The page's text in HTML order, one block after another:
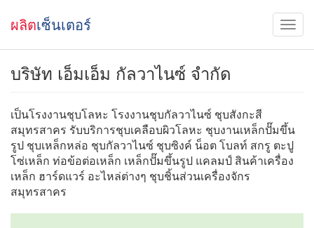
ผลิตเซ็นเตอร์
บริษัท เอ็มเอ็ม กัลวาไนซ์ จำกัด
เป็นโรงงานชุบโลหะ โรงงานชุบกัลวาไนซ์ ชุบสังกะสี
สมุทรสาคร รับบริการชุบเคลือบผิวโลหะ ชุบงานเหล็กปั๊มขึ้น
รูป ชุบเหล็กหล่อ ชุบกัลวาไนซ์ ชุบซิงค์ น็อต โบลท์ สกรู ตะปู
โซ่เหล็ก ท่อข้อต่อเหล็ก เหล็กปั๊มขึ้นรูป แคลมป์ สินค้าเครื่อง
เหล็ก ฮาร์ดแวร์ อะไหล่ต่างๆ ชุบชิ้นส่วนเครื่องจักร
สมุทรสาคร